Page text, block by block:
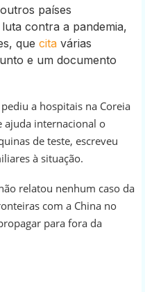
países
contra a pandemia,
que cita várias
e um documento
a hospitais na Coreia
ajuda internacional o
de teste, escreveu
à situação.
relatou nenhum caso da
com a China no
para fora da